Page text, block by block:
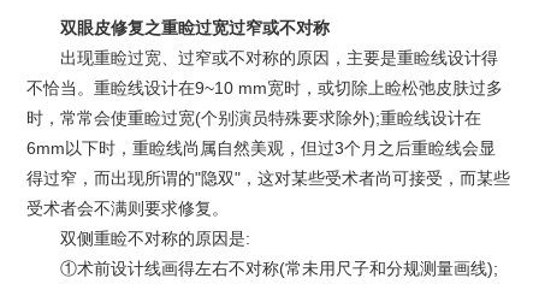
双眼皮修复之重睑过宽过窄或不对称
出现重睑过宽、过窄或不对称的原因，主要是重睑线设计得
不恰当。重睑线设计在9~10 mm宽时，或切除上睑松弛皮肤过多
时，常常会使重睑过宽(个别演员特殊要求除外);重睑线设计在
6mm以下时，重睑线尚属自然美观，但过3个月之后重睑线会显
得过窄，而出现所谓的"隐双"，这对某些受术者尚可接受，而某些
受术者会不满则要求修复。
双侧重睑不对称的原因是:
①术前设计线画得左右不对称(常未用尺子和分规测量画线);